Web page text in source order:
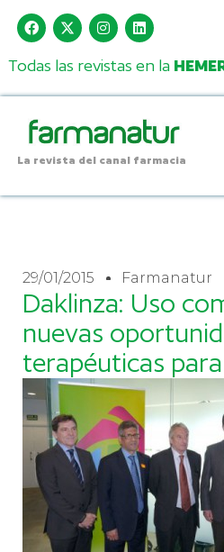
Todas las revistas en la
La revista del canal farmacia
29/01/2015 Farmanatur
Daklinza: Uso
nuevas
terapéuticas